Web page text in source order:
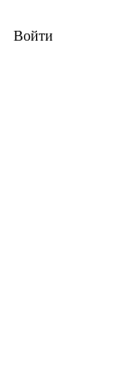
Войти